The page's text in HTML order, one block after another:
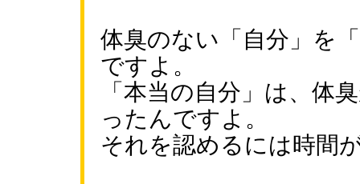
体臭のない「自分」を
ですよ。
「本当の自分」は、体
ったんですよ。
それを認めるには時間